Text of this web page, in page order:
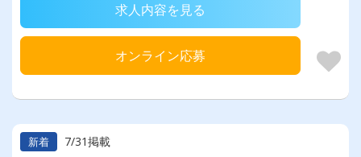
求人内容を見る
オンライン応募
新着 7/31掲載